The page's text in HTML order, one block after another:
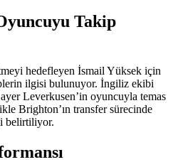
Takip
hedefleyen İsmail Yüksek için
ilgisi bulunuyor. İngiliz ekibi
Leverkusen’in oyuncuyla temas
Brighton’ın transfer sürecinde
belirtiliyor.